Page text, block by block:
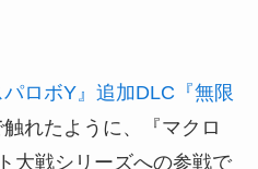
パロボY』追加DLC『無限
触れたように、『マクロ
大戦シリーズへの参戦で